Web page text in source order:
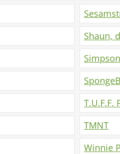
Shaun,
T.U.F.F.
TMNT
Winnie